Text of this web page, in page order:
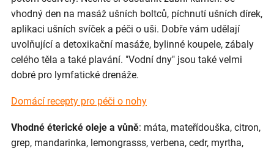
vhodný den na masáž ušních boltců, píchnutí ušních dírek,
aplikaci ušních svíček a péči o uši. Dobře vám udělají
uvolňující a detoxikační masáže, bylinné koupele, zábaly
celého těla a také plavání. "Vodní dny" jsou také velmi
dobré pro lymfatické drenáže.
Domácí recepty pro péči o nohy
Vhodné éterické oleje a vůně: máta, mateřídouška, citron,
grep, mandarinka, lemongrasss, verbena, cedr, myrtha,